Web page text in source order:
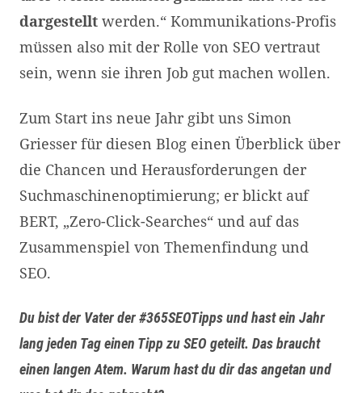
dargestellt werden.“ Kommunikations-Profis
müssen also mit der Rolle von SEO vertraut
sein, wenn sie ihren Job gut machen wollen.
Zum Start ins neue Jahr gibt uns Simon
Griesser für diesen Blog einen Überblick über
die Chancen und Herausforderungen der
Suchmaschinenoptimierung; er blickt auf
BERT, „Zero-Click-Searches“ und auf das
Zusammenspiel von Themenfindung und
SEO.
Du bist der Vater der #365SEOTipps und hast ein Jahr
lang jeden Tag einen Tipp zu SEO geteilt. Das braucht
einen langen Atem. Warum hast du dir das angetan und